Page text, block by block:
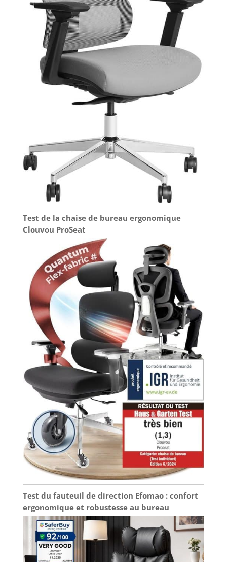
et aux pièces
numérotées, une seule
personne suffit pour
monter cette chaise
ergonomique en
seulement 15 à 30
minutes, afin de profiter
Test de la chaise de bureau ergonomique
Clouvou ProSeat
Test du fauteuil de direction Efomao : confort
ergonomique et robustesse au bureau